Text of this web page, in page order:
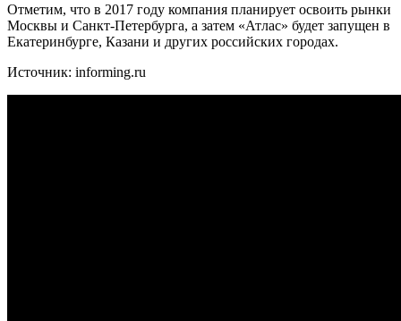
Отметим, что в 2017 году компания планирует освоить рынки
Москвы и Санкт-Петербурга, а затем «Атлас» будет запущен в
Екатеринбурге, Казани и других российских городах.
Источник: informing.ru